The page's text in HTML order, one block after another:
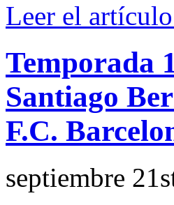
Leer el
Temporada
Santiago
F.C.
septiembre